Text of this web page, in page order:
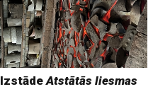
IzstādeAtstātās liesmas